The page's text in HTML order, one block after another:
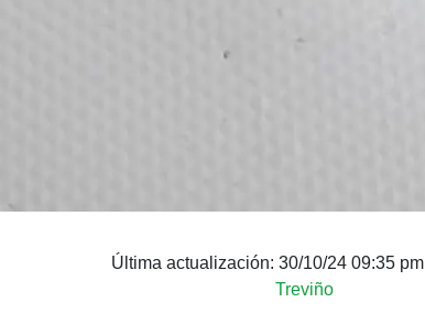
Última actualización: 30/10/24 09:35 pm
Treviño